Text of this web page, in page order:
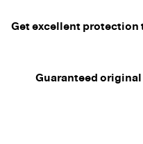
Get excellent
Guaranteed